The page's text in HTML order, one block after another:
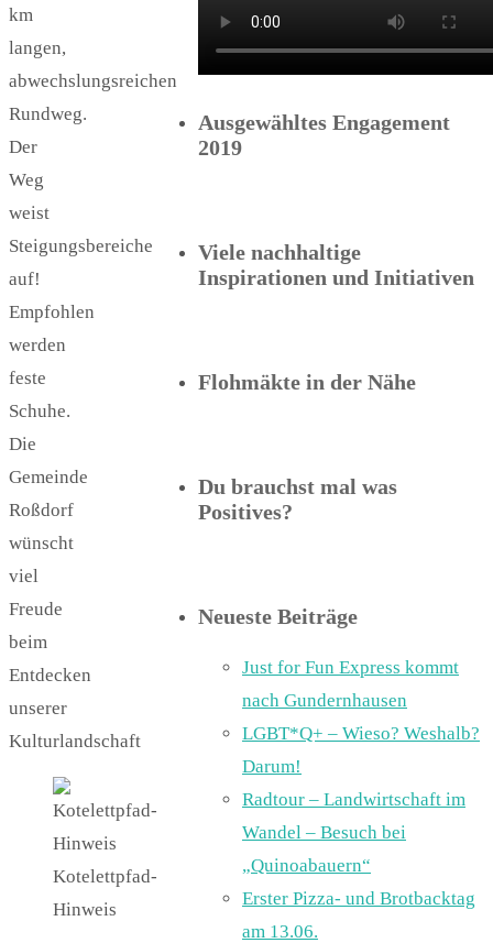
km
langen,
abwechslungsreichen
Rundweg.
Der
Weg
weist
Steigungsbereiche
auf!
Empfohlen
werden
feste
Schuhe.
Die
Gemeinde
Roßdorf
wünscht
viel
Freude
beim
Entdecken
unserer
Kulturlandschaft
Kotelettpfad-
Hinweis
Ausgewähltes Engagement
2019
Viele nachhaltige
Inspirationen und Initiativen
Flohmäkte in der Nähe
Du brauchst mal was
Positives?
Neueste Beiträge
Just for Fun Express kommt
nach Gundernhausen
LGBT*Q+ – Wieso? Weshalb?
Darum!
Radtour – Landwirtschaft im
Wandel – Besuch bei
„Quinoabauern“
Erster Pizza- und Brotbacktag
am 13.06.